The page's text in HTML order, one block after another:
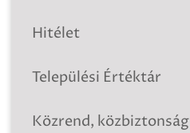
Hitélet
Települési Értéktár
Közrend, közbiztonság